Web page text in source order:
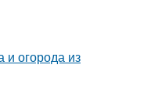
и огорода из